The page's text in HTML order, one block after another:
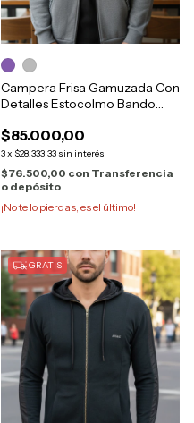
Campera Frisa Gamuzada Con
Detalles Estocolmo Bando
$85.000,00
3x $28.333,33 sin interés
$76.500,00 con Transferencia
o depósito
¡No te lo pierdas, es el último!
GRATIS